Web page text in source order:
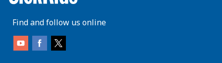
Find and follow us online